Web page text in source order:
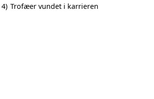
4) Trofæer vundet i karrieren